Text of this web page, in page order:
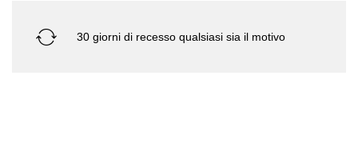
30 giorni di recesso qualsiasi sia il motivo